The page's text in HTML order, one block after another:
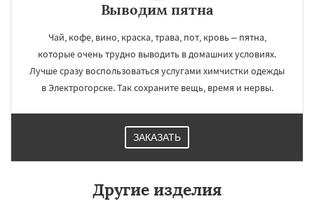
Выводим пятна
Чай, кофе, вино, краска, трава, пот, кровь – пятна,
которые очень трудно выводить в домашних условиях.
Лучше сразу воспользоваться услугами химчистки одежды
в Электрогорске. Так сохраните вещь, время и нервы.
ЗАКАЗАТЬ
Другие изделия